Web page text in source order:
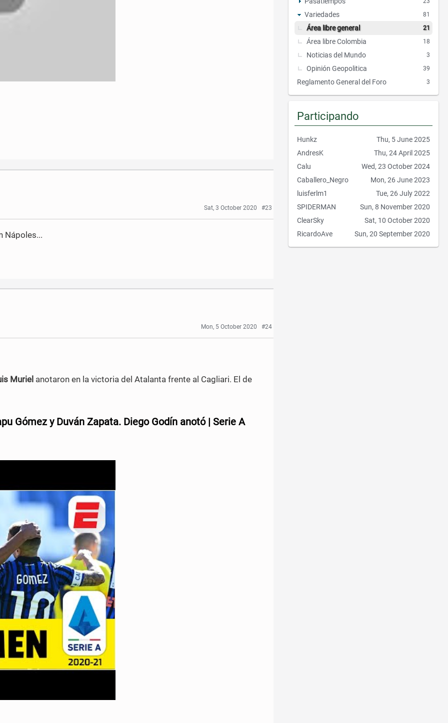
Sat, 3 October 2020 #23
Nápoles...
Mon, 5 October 2020 #24
Murielanotaron en la victoria del Atalanta frente al Cagliari. El de
Gómez y Duván Zapata. Diego Godín anotó | Serie A
81
Variedades
21
Área libre general
18
Área libre Colombia
3
Noticias del Mundo
39
Opinión Geopolitica
3
Reglamento General del Foro
Participando
Thu, 5 June 2025
Hunkz
Thu, 24 April 2025
AndresK
Wed, 23 October 2024
Calu
Mon, 26 June 2023
Caballero_Negro
Tue, 26 July 2022
luisferlm1
Sun, 8 November 2020
SPIDERMAN
Sat, 10 October 2020
ClearSky
Sun, 20 September 2020
RicardoAve